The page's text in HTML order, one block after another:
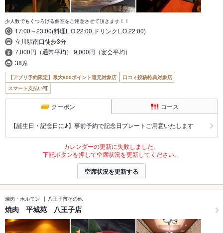
少人数でもくつろげる個室をご用意させて頂きます！！
17:00～23:00(料理L.O.22:00,ドリンクL.O.22:00)
立川駅南口徒歩3分
7,000円（通常平均） 9,000円（宴会平均）
38席
【アプリ予約限定】最大800ポイント還元対象店
口コミ投稿特典対象店
スマート支払い可
クーポン コース
【誕生日・記念日に♪】事前予約で記念日プレートご用意いたします
カレンダーの更新に失敗しました。
下記ボタンを押して空席状況を更新してください。
空席状況を更新する
焼肉・ホルモン 八王子市その他
焼肉 平城苑 八王子店